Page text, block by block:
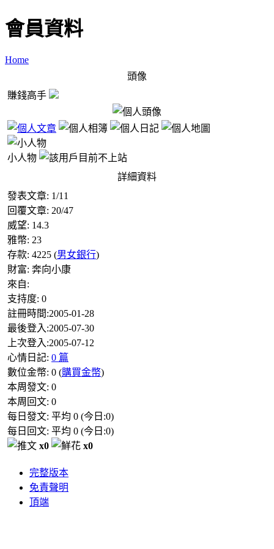
會員資料
Home
頭像
賺錢高手
小人物
詳細資料
發表文章: 1/11
回覆文章: 20/47
威望: 14.3
雅幣: 23
存款: 4225 (男女銀行)
財富: 奔向小康
來自:
支持度: 0
註冊時間:2005-01-28
最後登入:2005-07-30
上次登入:2005-07-12
心情日記: 0 篇
數位金幣: 0 (購買金幣)
本周發文: 0
本周回文: 0
每日發文: 平均 0 (今日:0)
每日回文: 平均 0 (今日:0)
x0
x0
完整版本
免責聲明
頂端